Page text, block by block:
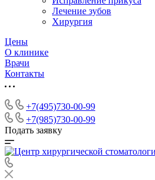
Лечение зубов
Хирургия
Цены
О клинике
Врачи
Контакты
+7(495)730-00-99
+7(985)730-00-99
Подать заявку